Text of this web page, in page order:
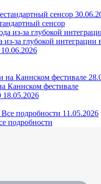
сенсор
из-за глубокой
10.06.2026
Каннском фестивале
18.05.2026
11.05.2026
подробности